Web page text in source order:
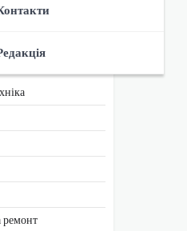
ремонт